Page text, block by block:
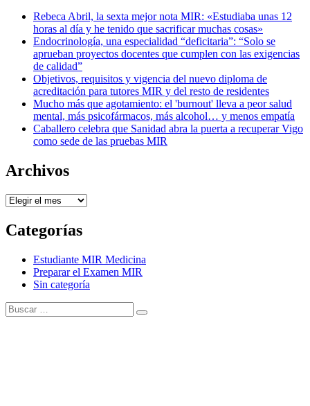
Rebeca Abril, la sexta mejor nota MIR: «Estudiaba unas 12
horas al día y he tenido que sacrificar muchas cosas»
Endocrinología, una especialidad “deficitaria”: “Solo se
aprueban proyectos docentes que cumplen con las exigencias
de calidad”
Objetivos, requisitos y vigencia del nuevo diploma de
acreditación para tutores MIR y del resto de residentes
Mucho más que agotamiento: el 'burnout' lleva a peor salud
mental, más psicofármacos, más alcohol… y menos empatía
Caballero celebra que Sanidad abra la puerta a recuperar Vigo
como sede de las pruebas MIR
Archivos
Archivos
Categorías
Estudiante MIR Medicina
Preparar el Examen MIR
Sin categoría
Buscar:
Buscar